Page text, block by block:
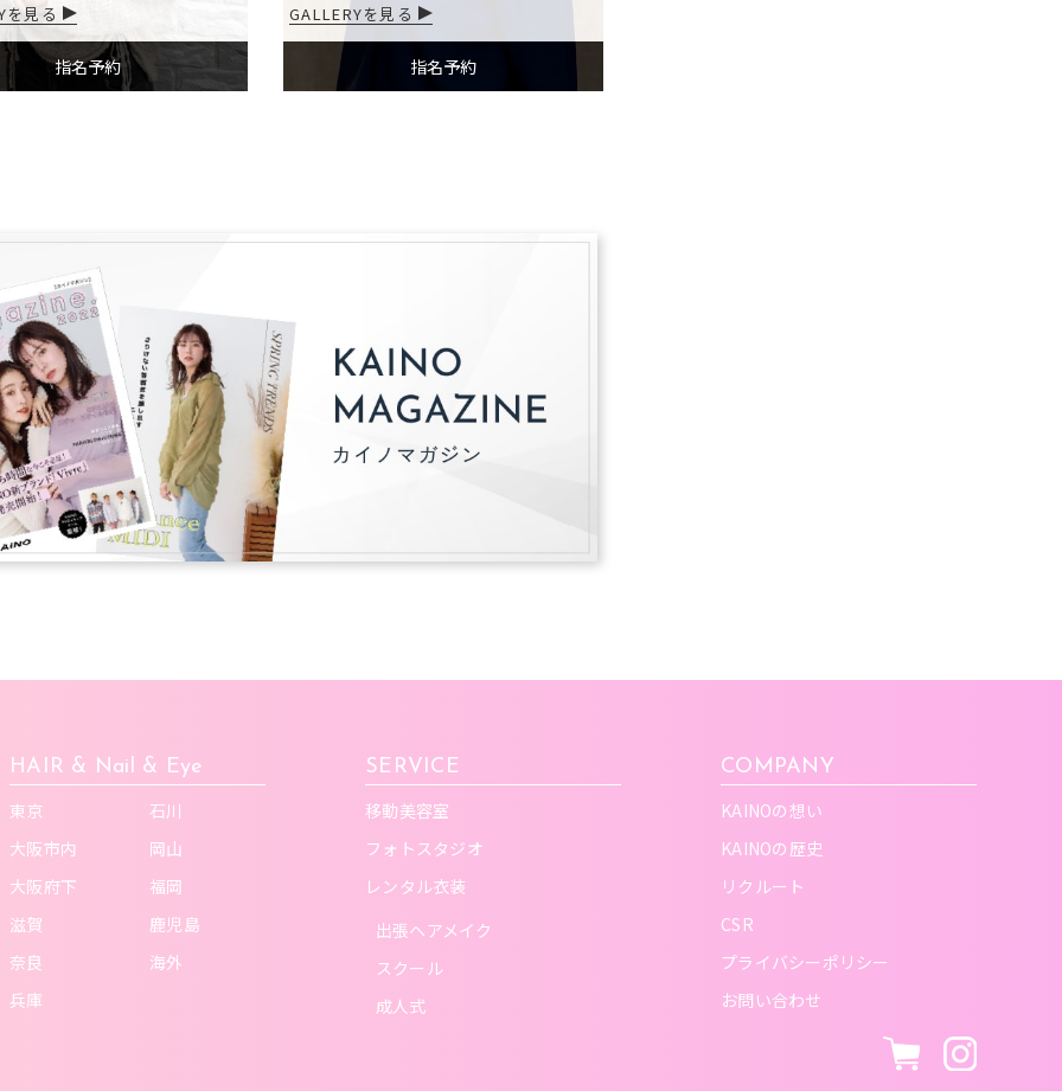
を見る
指名予約
GALLERYを見る
指名予約
HAIR & Nail & Eye
東京
大阪市内
大阪府下
滋賀
奈良
兵庫
石川
岡山
福岡
鹿児島
海外
SERVICE
移動美容室
フォトスタジオ
レンタル衣装
出張ヘアメイク
スクール
成人式
COMPANY
KAINOの想い
KAINOの歴史
リクルート
CSR
プライバシーポリシー
お問い合わせ